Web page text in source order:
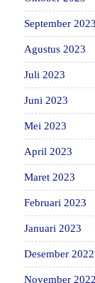
September 2023
Agustus 2023
Juli 2023
Juni 2023
Mei 2023
April 2023
Maret 2023
Februari 2023
Januari 2023
Desember 2022
November 2022